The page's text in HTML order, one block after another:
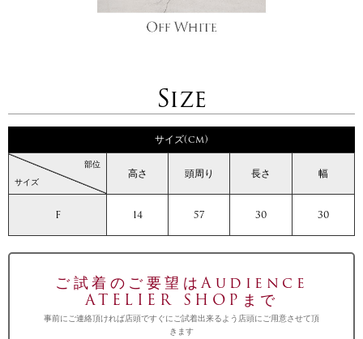
Size
サイズ(cm)
サイズ
部位
高さ 頭周り 長さ 幅
F 14 57 30 30
ご試着のご要望はAudience
ATELIER SHOPまで
事前にご連絡頂ければ店頭ですぐにご試着出来るよう店頭にご用意させて頂
きます